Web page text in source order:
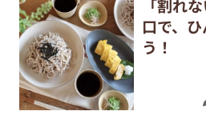
「割れ
口で、
う！